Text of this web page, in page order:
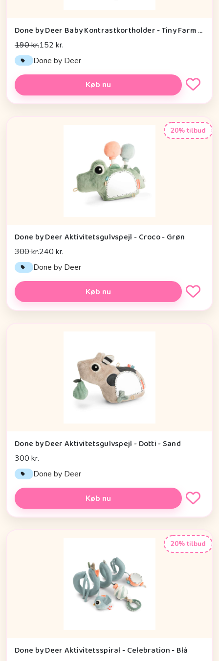
Done by Deer Baby Kontrastkortholder - Tiny Farm - Grøn
190 kr.152 kr.
Done by Deer
Køb nu
20% tilbud
Done by Deer Aktivitetsgulvspejl - Croco - Grøn
300 kr.240 kr.
Done by Deer
Køb nu
Done by Deer Aktivitetsgulvspejl - Dotti - Sand
300 kr.
Done by Deer
Køb nu
20% tilbud
Done by Deer Aktivitetsspiral - Celebration - Blå